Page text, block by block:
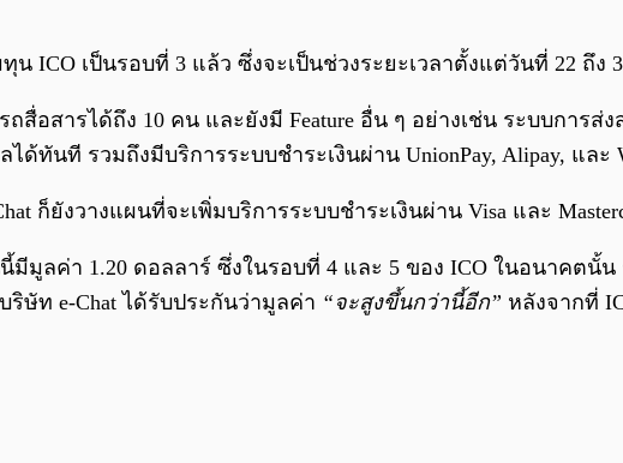
ICO เป็นรอบที่ 3 แล้ว ซึ่งจะเป็นช่วงระยะเวลาตั้งแต่วันที่ 22 ถึง
ถสื่อสารได้ถึง 10 คน และยังมี Feature อื่น ๆ อย่างเช่น ระบบกา
ด้ทันที รวมถึงมีบริการระบบชำระเงินผ่าน UnionPay, Alipay, และ
ก็ยังวางแผนที่จะเพิ่มบริการระบบชำระเงินผ่าน Visa และ
มีมูลค่า 1.20 ดอลลาร์ ซึ่งในรอบที่ 4 และ 5 ของ ICO ในอนาคตนั้
ริษัท e-Chat ได้รับประกันว่ามูลค่า “จะสูงขึ้นกว่านี้อีก” หลังจากที่